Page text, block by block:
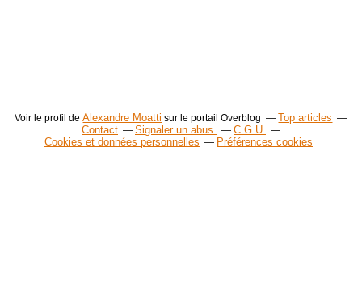
Voir le profil deAlexandre Moatti sur le portail Overblog
Top articles
Contact
Signaler un abus
C.G.U.
Cookies et données personnelles
Préférences cookies